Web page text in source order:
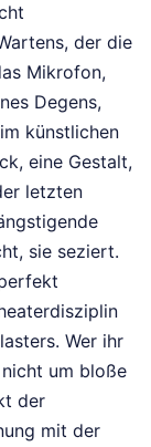
der die
Mikrofon,
Degens,
künstlichen
eine Gestalt,
letzten
sie seziert.
Wer ihr
um bloße
der
mit der